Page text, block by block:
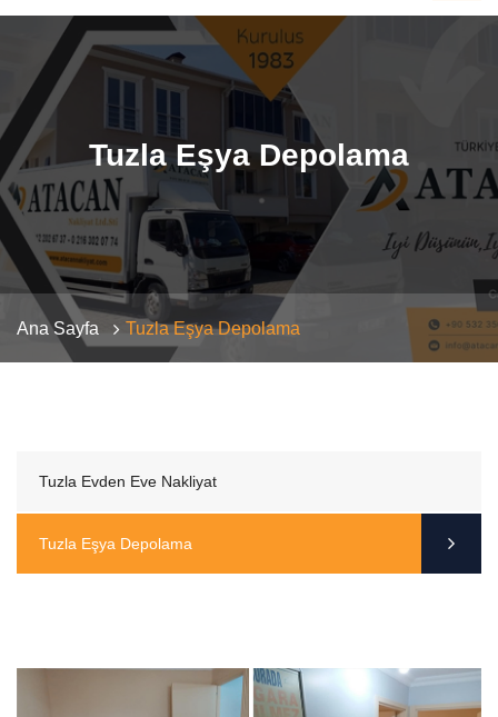
Tuzla Eşya Depolama
Atacan
Nakliyat
Ana Sayfa Tuzla Eşya Depolama
Tuzla Evden Eve Nakliyat
Tuzla Eşya Depolama